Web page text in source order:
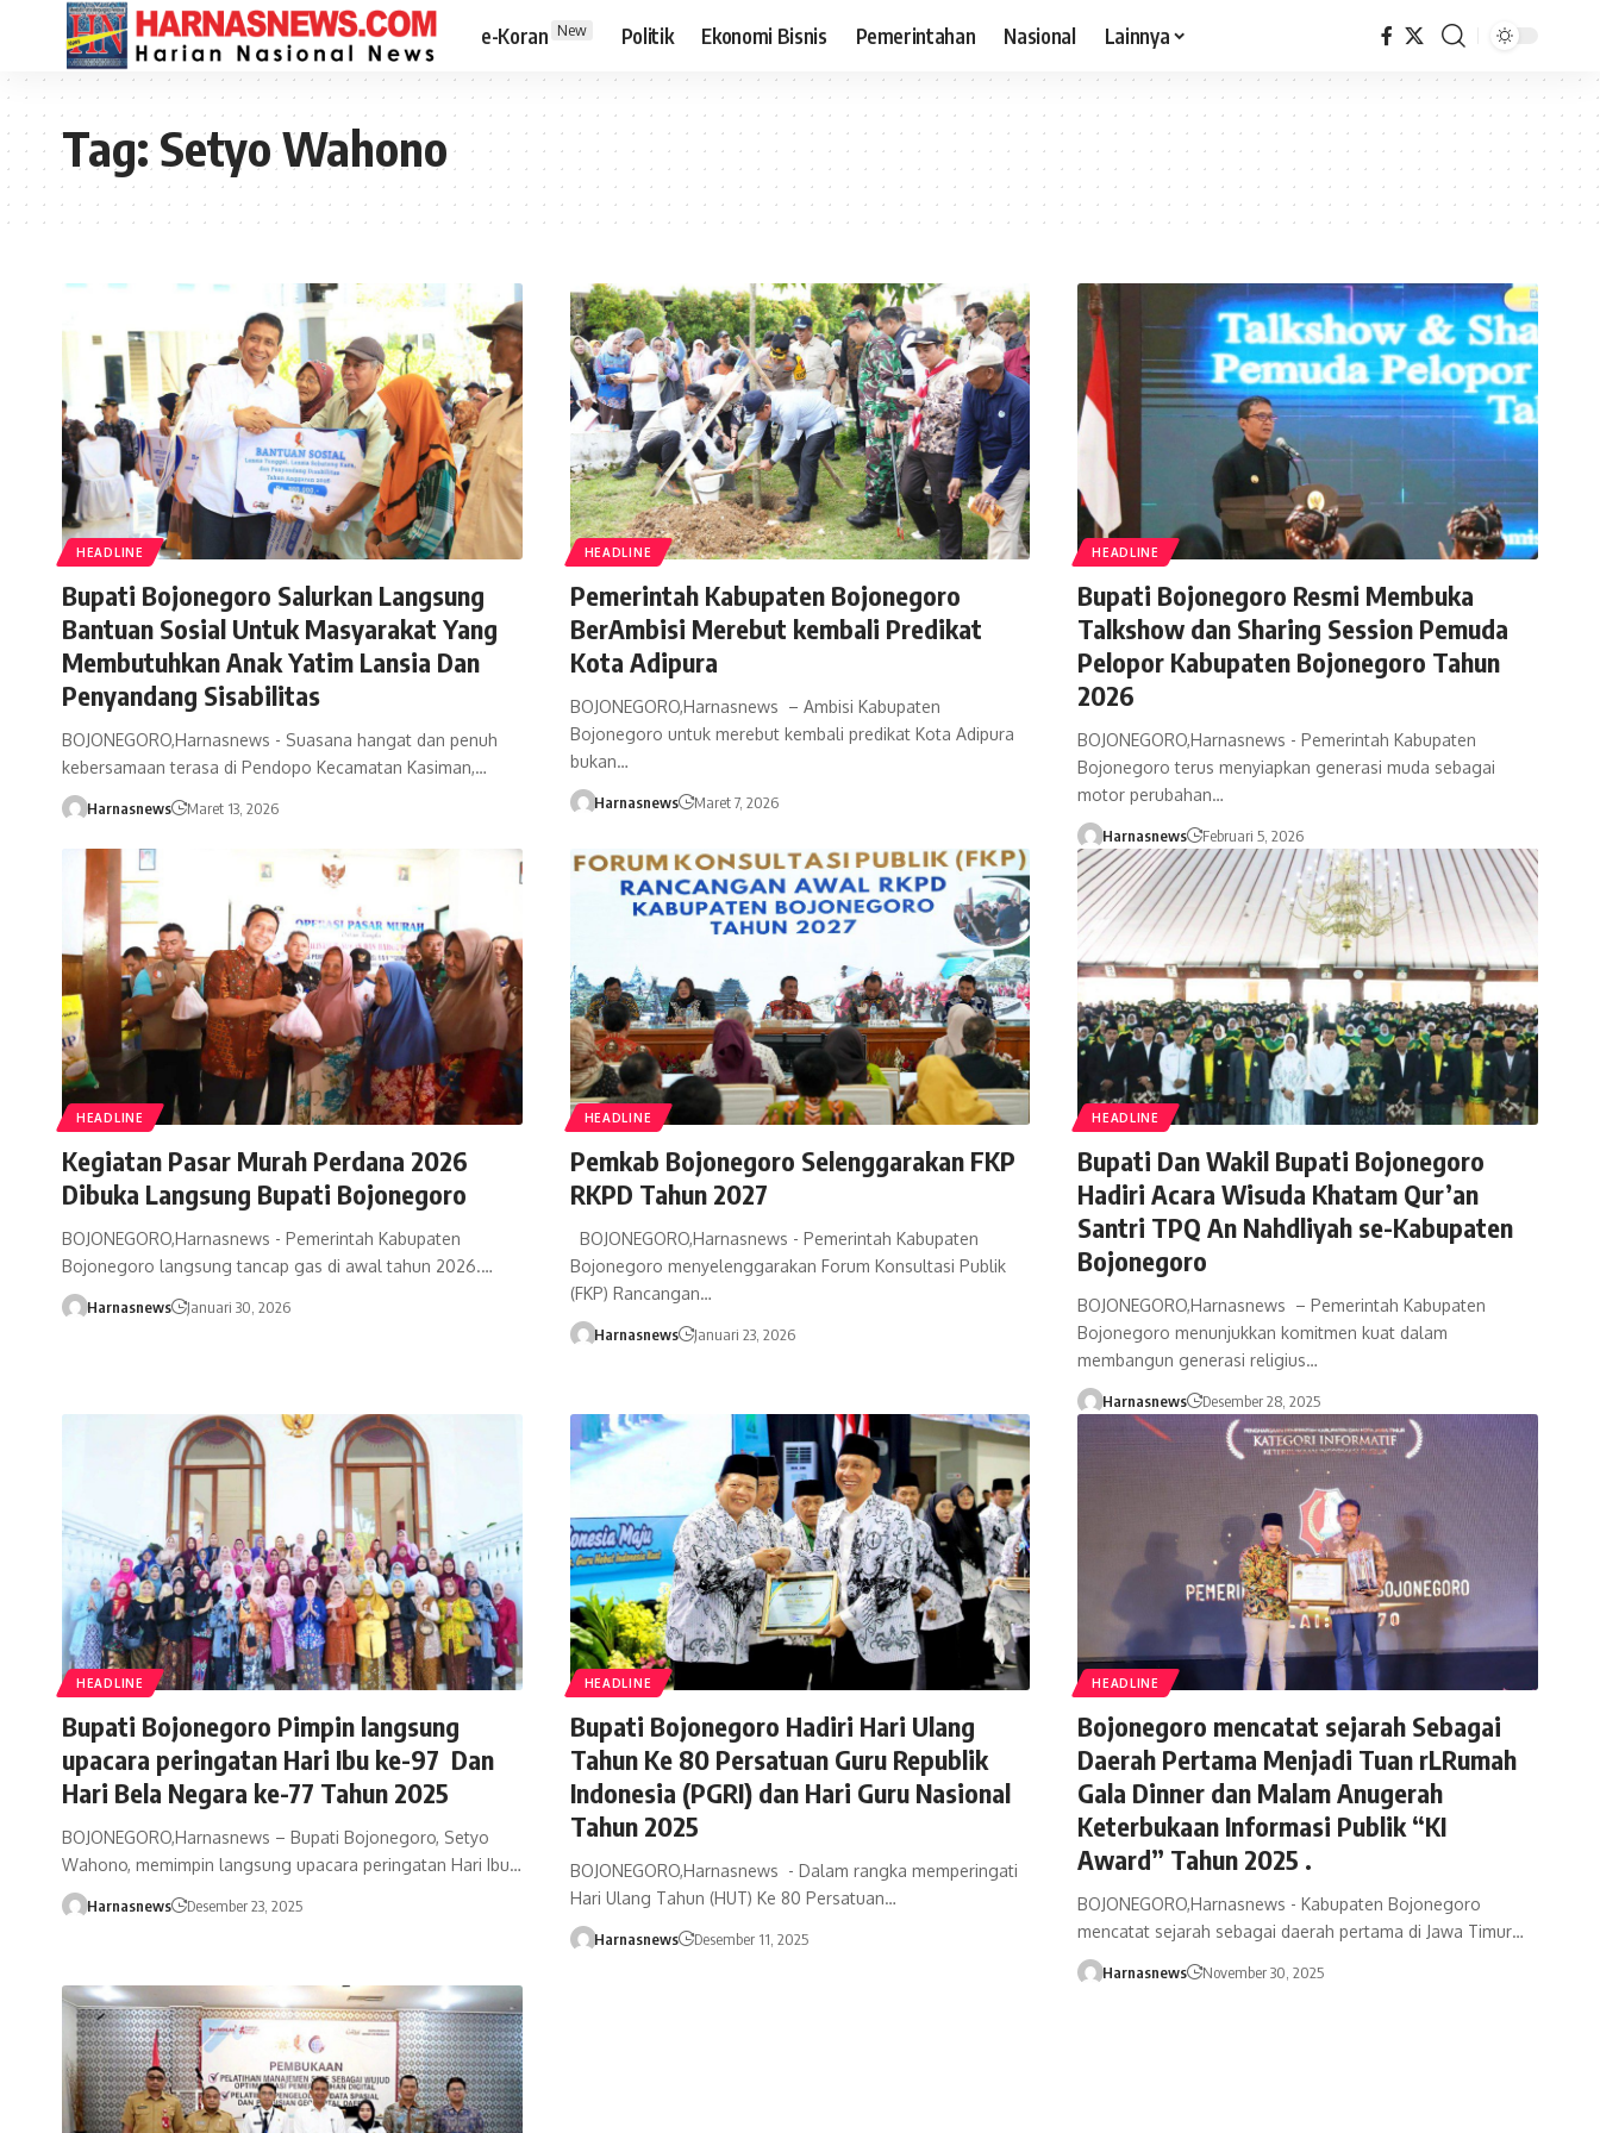
e-Koran New Politik Ekonomi Bisnis Pemerintahan Nasional Lainnya
Tag:Setyo Wahono
HEADLINE
Bupati Bojonegoro Salurkan Langsung
Bantuan Sosial Untuk Masyarakat Yang
Membutuhkan Anak Yatim Lansia Dan
Penyandang Sisabilitas
BOJONEGORO,Harnasnews - Suasana hangat dan penuh
kebersamaan terasa di Pendopo Kecamatan Kasiman,…
Harnasnews Maret 13, 2026
HEADLINE
Pemerintah Kabupaten Bojonegoro
BerAmbisi Merebut kembali Predikat
Kota Adipura
BOJONEGORO,Harnasnews – Ambisi Kabupaten
Bojonegoro untuk merebut kembali predikat Kota Adipura
bukan…
Harnasnews Maret 7, 2026
HEADLINE
Bupati Bojonegoro Resmi Membuka
Talkshow dan Sharing Session Pemuda
Pelopor Kabupaten Bojonegoro Tahun
2026
BOJONEGORO,Harnasnews - Pemerintah Kabupaten
Bojonegoro terus menyiapkan generasi muda sebagai
motor perubahan…
Harnasnews Februari 5, 2026
HEADLINE
Kegiatan Pasar Murah Perdana 2026
Dibuka Langsung Bupati Bojonegoro
BOJONEGORO,Harnasnews - Pemerintah Kabupaten
Bojonegoro langsung tancap gas di awal tahun 2026.…
Harnasnews Januari 30, 2026
HEADLINE
Pemkab Bojonegoro Selenggarakan FKP
RKPD Tahun 2027
BOJONEGORO,Harnasnews - Pemerintah Kabupaten
Bojonegoro menyelenggarakan Forum Konsultasi Publik
(FKP) Rancangan…
Harnasnews Januari 23, 2026
HEADLINE
Bupati Dan Wakil Bupati Bojonegoro
Hadiri Acara Wisuda Khatam Qur’an
Santri TPQ An Nahdliyah se-Kabupaten
Bojonegoro
BOJONEGORO,Harnasnews – Pemerintah Kabupaten
Bojonegoro menunjukkan komitmen kuat dalam
membangun generasi religius…
Harnasnews Desember 28, 2025
HEADLINE
Bupati Bojonegoro Pimpin langsung
upacara peringatan Hari Ibu ke-97 Dan
Hari Bela Negara ke-77 Tahun 2025
BOJONEGORO,Harnasnews – Bupati Bojonegoro, Setyo
Wahono, memimpin langsung upacara peringatan Hari Ibu…
Harnasnews Desember 23, 2025
HEADLINE
Bupati Bojonegoro Hadiri Hari Ulang
Tahun Ke 80 Persatuan Guru Republik
Indonesia (PGRI) dan Hari Guru Nasional
Tahun 2025
BOJONEGORO,Harnasnews - Dalam rangka memperingati
Hari Ulang Tahun (HUT) Ke 80 Persatuan…
Harnasnews Desember 11, 2025
HEADLINE
Bojonegoro mencatat sejarah Sebagai
Daerah Pertama Menjadi Tuan rLRumah
Gala Dinner dan Malam Anugerah
Keterbukaan Informasi Publik “KI
Award” Tahun 2025 .
BOJONEGORO,Harnasnews - Kabupaten Bojonegoro
mencatat sejarah sebagai daerah pertama di Jawa Timur…
Harnasnews November 30, 2025